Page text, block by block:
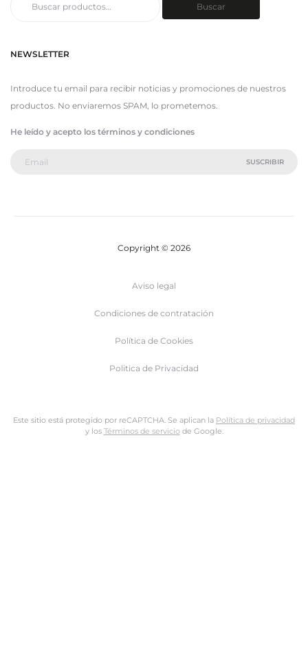
Buscar
NEWSLETTER
Introduce tu email para recibir noticias y promociones de nuestros
productos. No enviaremos SPAM, lo prometemos.
He leído y acepto los términos y condiciones
Copyright © 2026
Aviso legal
Condiciones de contratación
Política de Cookies
Politica de Privacidad
Este sitio está protegido por reCAPTCHA. Se aplican la Política de privacidad
y los Términos de serviciode Google.